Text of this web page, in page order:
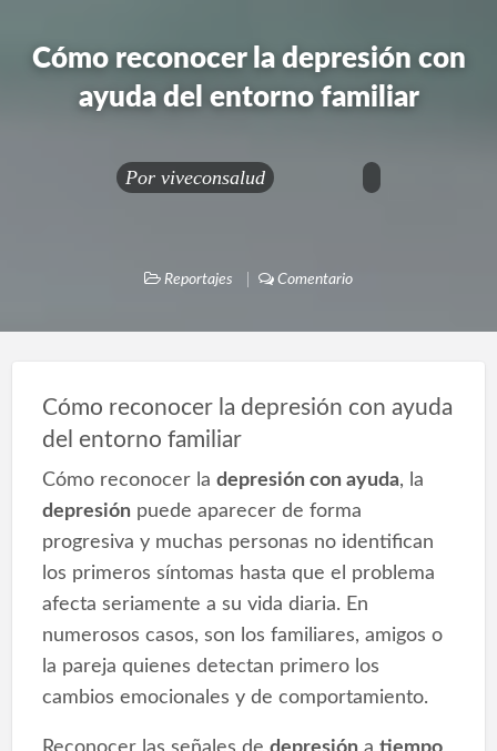
Cómo reconocer la depresión con
ayuda del entorno familiar
Por viveconsalud
Reportajes Comentario
Cómo reconocer la depresión con ayuda
del entorno familiar
Cómo reconocer la depresión con ayuda, la
depresiónpuede aparecer de forma
progresiva y muchas personas no identifican
los primeros síntomas hasta que el problema
afecta seriamente a su vida diaria. En
numerosos casos, son los familiares, amigos o
la pareja quienes detectan primero los
cambios emocionales y de comportamiento.